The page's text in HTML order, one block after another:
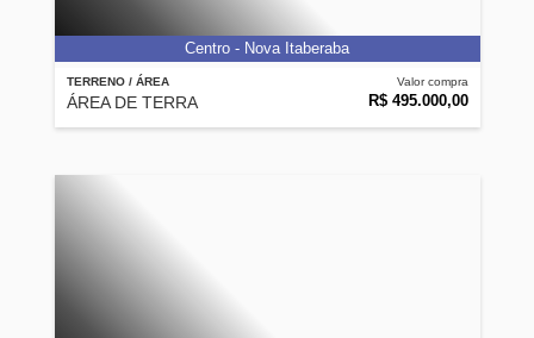
TERRENO / ÁREA
ÁREA DE TERRA
Valor compra
R$ 495.000,00
Centro - Nova Itaberaba